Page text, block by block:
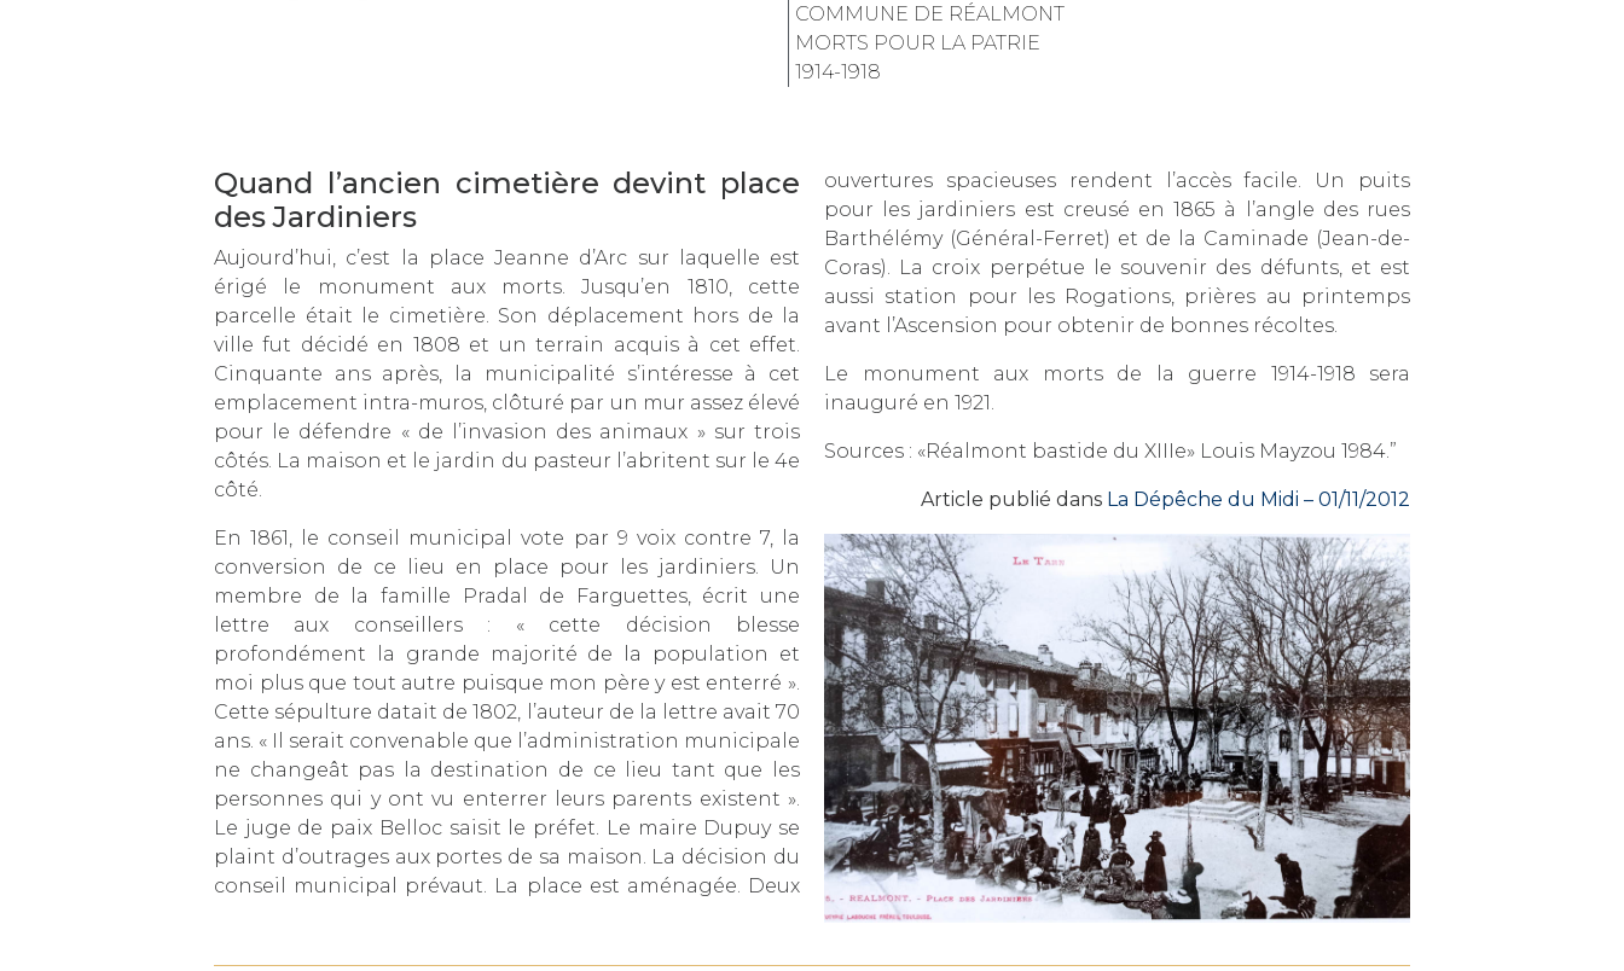
COMMUNE DE RÉALMONT
MORTS POUR LA PATRIE
1914-1918
Quand l’ancien cimetière devint place
des Jardiniers
Aujourd’hui, c’est la place Jeanne d’Arc sur laquelle est
érigé le monument aux morts. Jusqu’en 1810, cette
parcelle était le cimetière. Son déplacement hors de la
ville fut décidé en 1808 et un terrain acquis à cet effet.
Cinquante ans après, la municipalité s’intéresse à cet
emplacement intra-muros, clôturé par un mur assez élevé
pour le défendre « de l’invasion des animaux » sur trois
côtés. La maison et le jardin du pasteur l’abritent sur le 4e
côté.
En 1861, le conseil municipal vote par 9 voix contre 7, la
conversion de ce lieu en place pour les jardiniers. Un
membre de la famille Pradal de Farguettes, écrit une
lettre aux conseillers : « cette décision blesse
profondément la grande majorité de la population et
moi plus que tout autre puisque mon père y est enterré ».
Cette sépulture datait de 1802, l’auteur de la lettre avait 70
ans. « Il serait convenable que l’administration municipale
ne changeât pas la destination de ce lieu tant que les
personnes qui y ont vu enterrer leurs parents existent ».
Le juge de paix Belloc saisit le préfet. Le maire Dupuy se
plaint d’outrages aux portes de sa maison. La décision du
conseil municipal prévaut. La place est aménagée. Deux
ouvertures spacieuses rendent l’accès facile. Un puits
pour les jardiniers est creusé en 1865 à l’angle des rues
Barthélémy (Général-Ferret) et de la Caminade (Jean-de-
Coras). La croix perpétue le souvenir des défunts, et est
aussi station pour les Rogations, prières au printemps
avant l’Ascension pour obtenir de bonnes récoltes.
Le monument aux morts de la guerre 1914-1918 sera
inauguré en 1921.
Sources : «Réalmont bastide du XIIIe» Louis Mayzou 1984.”
Article publié dans La Dépêche du Midi – 01/11/2012